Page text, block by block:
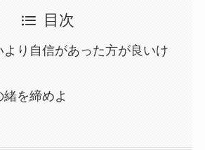
目次
より自信があった方が良いけ
を締めよ